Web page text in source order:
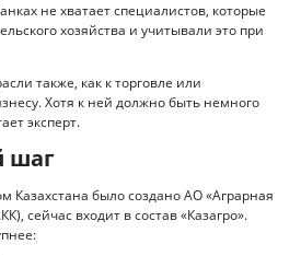
не хватает специалистов, которые
хозяйства и учитывали это при
также, как к торговле или
Хотя к ней должно быть немного
эксперт.
шаг
Казахстана было создано АО «Аграрная
сейчас входит в состав «Казагро».